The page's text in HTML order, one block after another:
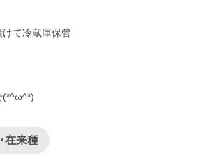
て冷蔵庫保管
(*^ω^*)
在来種